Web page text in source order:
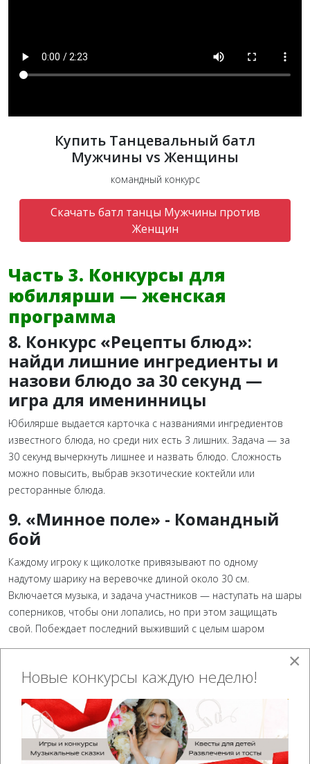
Купить Танцевальный батл
Мужчины vs Женщины
командный конкурс
Скачать батл танцы Мужчины против
Женщин
Часть 3. Конкурсы для
юбилярши — женская
программа
8. Конкурс «Рецепты блюд»:
найди лишние ингредиенты и
назови блюдо за 30 секунд —
игра для именинницы
Юбилярше выдается карточка с названиями ингредиентов
известного блюда, но среди них есть 3 лишних. Задача — за
30 секунд вычеркнуть лишнее и назвать блюдо. Сложность
можно повысить, выбрав экзотические коктейли или
ресторанные блюда.
9. «Минное поле» - Командный
бой
Каждому игроку к щиколотке привязывают по одному
надутому шарику на веревочке длиной около 30 см.
Включается музыка, и задача участников — наступать на шары
соперников, чтобы они лопались, но при этом защищать
свой. Побеждает последний выживший с целым шаром
веер»: управляй мужчинами с
помощью веера — игра на
реакцию и артистизм
Юбилярша выбирает несколько мужчин из зала. Ей выдается
красивый веер. Когда она обмахивается медленно —
×
Новые конкурсы каждую неделю!